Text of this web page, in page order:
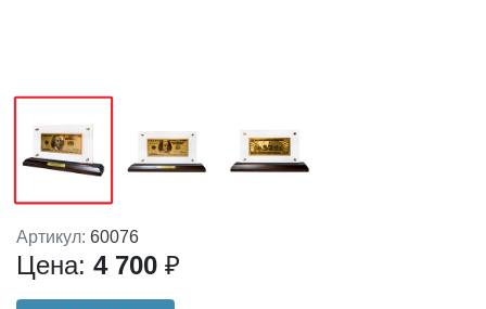
Артикул: 60076
Цена: 4 700 ₽